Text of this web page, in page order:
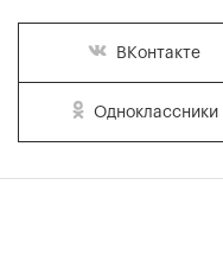
ВКонтакте
Одноклассники